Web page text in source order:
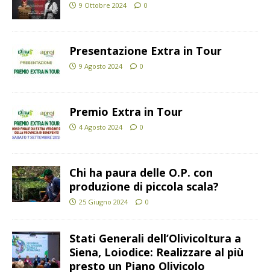
9 Ottobre 2024 0
Presentazione Extra in Tour
9 Agosto 2024 0
Premio Extra in Tour
4 Agosto 2024 0
Chi ha paura delle O.P. con
produzione di piccola scala?
25 Giugno 2024 0
Stati Generali dell’Olivicoltura a
Siena, Loiodice: Realizzare al più
presto un Piano Olivicolo